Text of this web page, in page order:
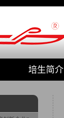
培生简介